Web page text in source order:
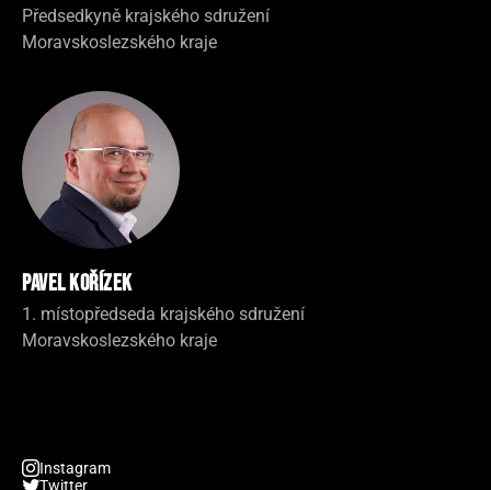
Předsedkyně krajského sdružení
Moravskoslezského kraje
Pavel Kořízek
1. místopředseda krajského sdružení
Moravskoslezského kraje
Instagram
Twitter